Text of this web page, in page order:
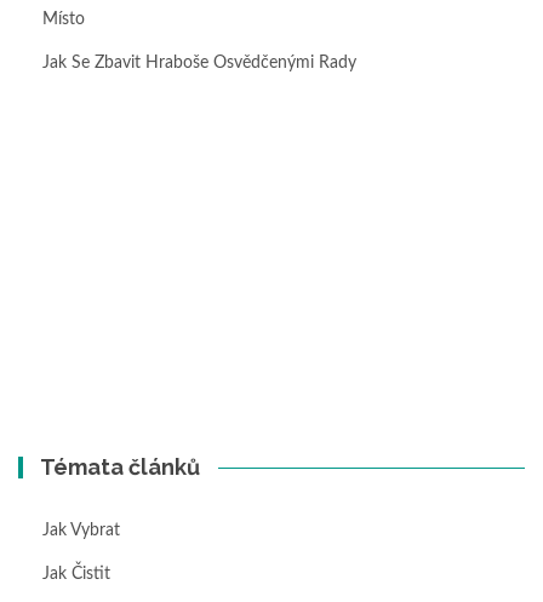
Místo
Jak Se Zbavit Hraboše Osvědčenými Rady
Témata článků
Jak Vybrat
Jak Čistit